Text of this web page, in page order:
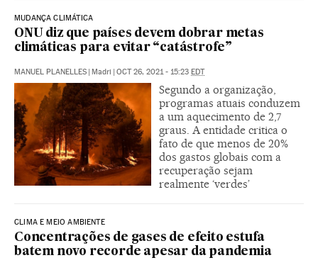
MUDANÇA CLIMÁTICA
ONU diz que países devem dobrar metas
climáticas para evitar “catástrofe”
MANUEL PLANELLES | Madri | OCT 26, 2021 - 15:23 EDT
Segundo a organização,
programas atuais conduzem
a um aquecimento de 2,7
graus. A entidade critica o
fato de que menos de 20%
dos gastos globais com a
recuperação sejam
realmente ‘verdes’
CLIMA E MEIO AMBIENTE
Concentrações de gases de efeito estufa
batem novo recorde apesar da pandemia